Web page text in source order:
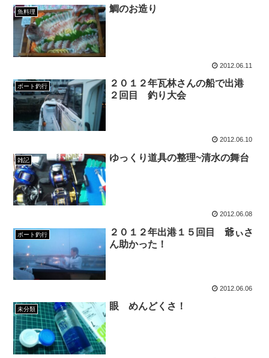
魚料理 鯛のお造り
2012.06.11
ボート釣行
２０１２年瓦林さんの船で出港
２回目 釣り大会
2012.06.10
雑記 ゆっくり道具の整理~清水の舞台
2012.06.08
ボート釣行
２０１２年出港１５回目 爺ぃさ
ん助かった！
2012.06.06
未分類 眼 めんどくさ！